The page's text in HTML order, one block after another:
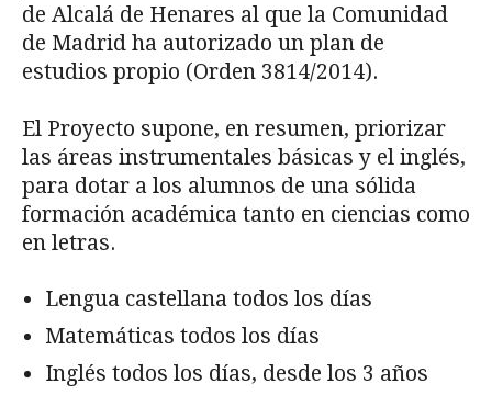
de Alcalá de Henares al que la Comunidad
de Madrid ha autorizado un plan de
estudios propio (Orden 3814/2014).
El Proyecto supone, en resumen, priorizar
las áreas instrumentales básicas y el inglés,
para dotar a los alumnos de una sólida
formación académica tanto en ciencias como
en letras.
Lengua castellana todos los días
Matemáticas todos los días
Inglés todos los días, desde los 3 años